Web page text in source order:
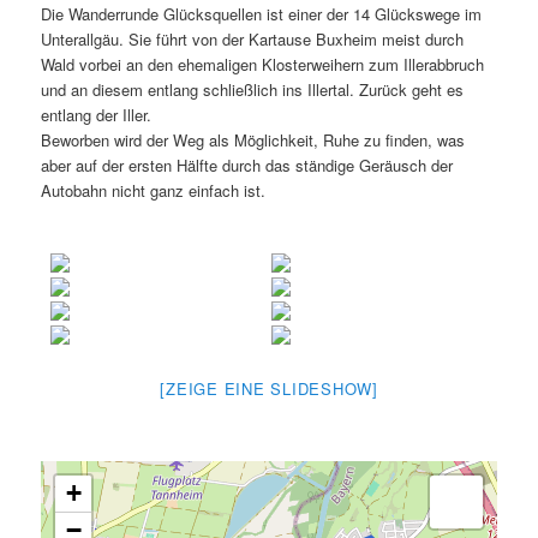
Die Wanderrunde Glücksquellen ist einer der 14 Glückswege im
Unterallgäu. Sie führt von der Kartause Buxheim meist durch
Wald vorbei an den ehemaligen Klosterweihern zum Illerabbruch
und an diesem entlang schließlich ins Illertal. Zurück geht es
entlang der Iller.
Beworben wird der Weg als Möglichkeit, Ruhe zu finden, was
aber auf der ersten Hälfte durch das ständige Geräusch der
Autobahn nicht ganz einfach ist.
[ZEIGE EINE SLIDESHOW]
+
−